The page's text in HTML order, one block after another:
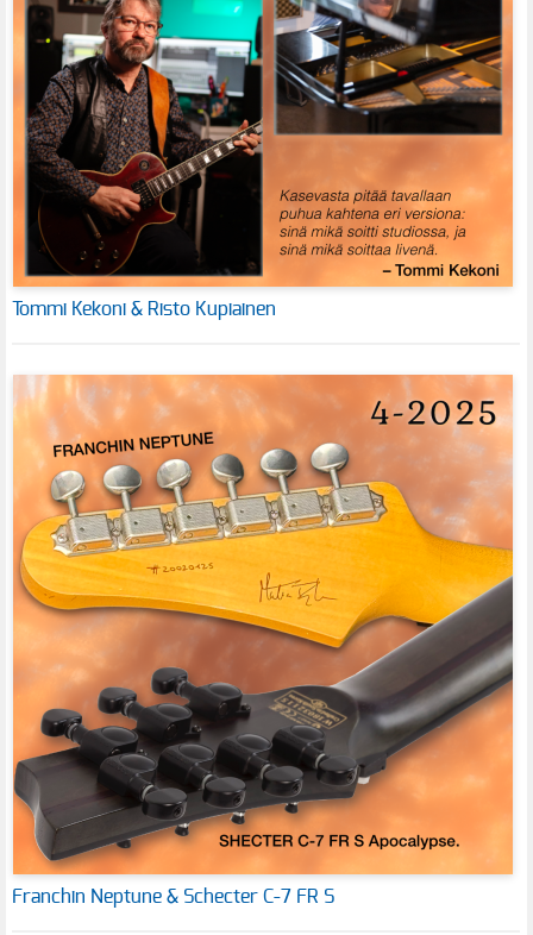
Tommi Kekoni & Risto Kupiainen
Franchin Neptune & Schecter C-7 FR S